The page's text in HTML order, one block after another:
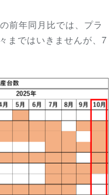
前年同月比では、プラ
まではいきませんが、7